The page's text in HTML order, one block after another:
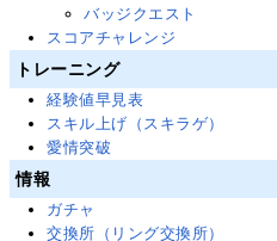
バッジクエスト
スコアチャレンジ
トレーニング
経験値早見表
スキル上げ（スキラゲ）
愛情突破
情報
ガチャ
交換所（リング交換所）